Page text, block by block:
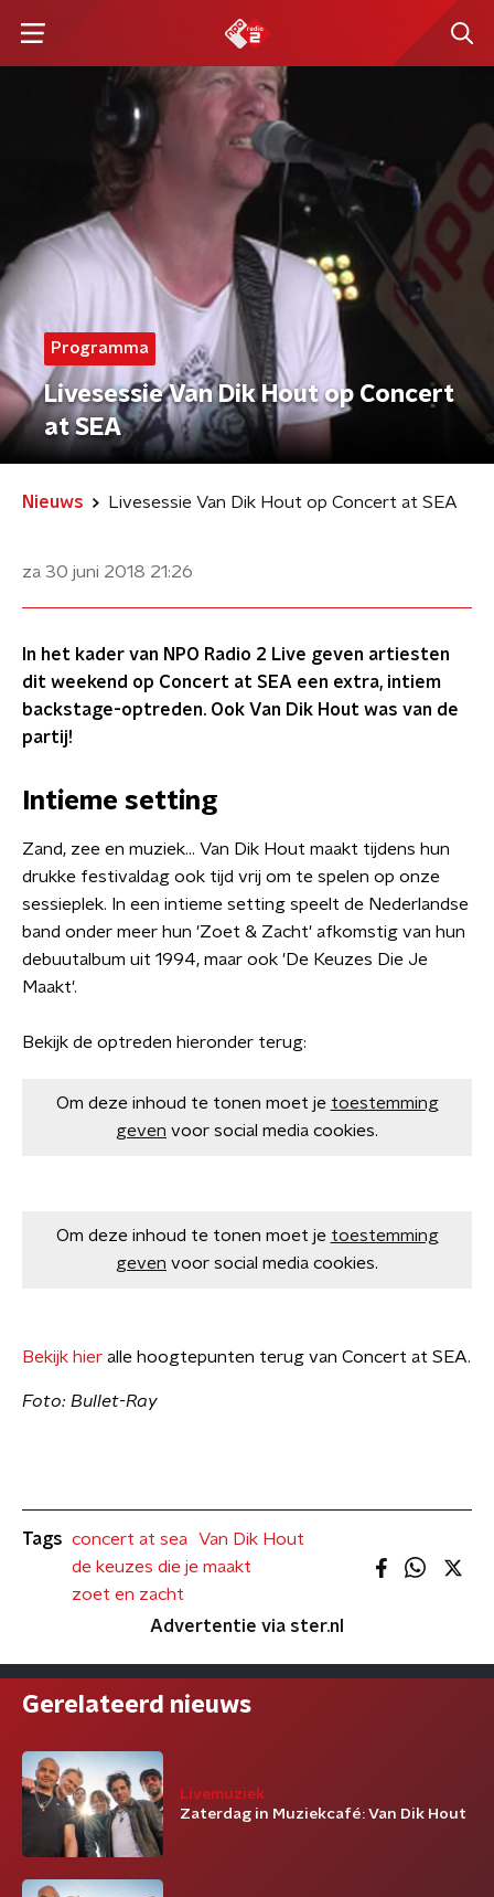
Programma
Livesessie Van Dik Hout op Concert
at SEA
Nieuws Livesessie Van Dik Hout op Concert at SEA
za 30 juni 2018 21:26
In het kader van NPO Radio 2 Live geven artiesten
dit weekend op Concert at SEA een extra, intiem
backstage-optreden. Ook Van Dik Hout was van de
partij!
Intieme setting
​Zand, zee en muziek... Van Dik Hout maakt tijdens hun
drukke festivaldag ook tijd vrij om te spelen op onze
sessieplek. In een intieme setting speelt de Nederlandse
band onder meer hun 'Zoet & Zacht' afkomstig van hun
debuutalbum uit 1994, maar ook 'De Keuzes Die Je
Maakt'.
Bekijk de optreden hieronder terug:
Om deze inhoud te tonen moet je toestemming
geven voor social media cookies.
Om deze inhoud te tonen moet je toestemming
geven voor social media cookies.
Bekijk hier alle hoogtepunten terug van Concert at SEA.
Foto: Bullet-Ray
Tags concert at sea
Van Dik Hout
de keuzes die je maakt
zoet en zacht
Advertentie via ster.nl
Gerelateerd nieuws
Livemuziek
Zaterdag in Muziekcafé: Van Dik Hout